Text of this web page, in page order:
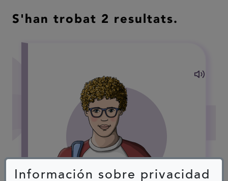
Información sobre privacidad
S'han trobat 2 resultats.